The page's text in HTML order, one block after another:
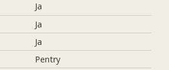
Ja
Ja
Ja
Pentry